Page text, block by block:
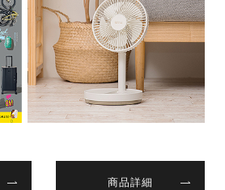
商品詳細